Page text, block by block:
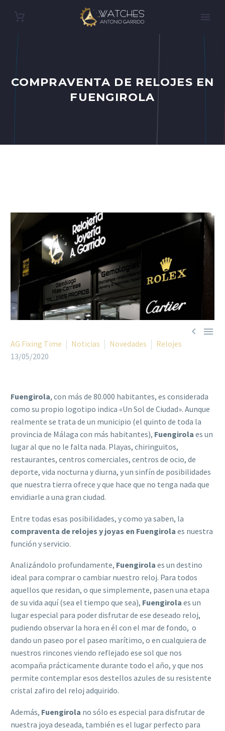
COMPRAVENTA DE RELOJES EN
FUENGIROLA
 
AG Fixing Time Noticias Novedades
Relojes
13/05/2020
Fuengirola, con más de 80.000 habitantes, es considerada
como su propio logotipo indica «Un Sol de Ciudad». Aunque
realmente se trata de un municipio (el quinto de toda la
provincia de Málaga con más habitantes), Fuengirola es un
lugar al que no le falta nada. Playas, chiringuitos,
restaurantes, centros comerciales, centros de ocio, de
deporte, vida nocturna y diurna, y un sinfín de posibilidades
que nuestra tierra ofrece y que hace que no tenga nada que
envidiarle a una gran ciudad.
Entre todas esas posibilidades, y como ya saben, la
compraventa de relojes y joyas en Fuengirola es nuestra
función y servicio.
Analizándolo profundamente, Fuengirola es un destino
ideal para comprar o cambiar nuestro reloj. Para todos
aquellos que residan, o que simplemente, pasen una etapa
de su vida aquí (sea el tiempo que sea), Fuengirola es un
lugar especial para poder disfrutar de ese deseado reloj,
pudiendo observar la hora en él con el mar de fondo, o
dando un paseo por el paseo marítimo, o en cualquiera de
nuestros rincones viendo reflejado ese sol que nos
acompaña prácticamente durante todo el año, y que nos
permite contemplar esos destellos azules de su resistente
cristal zafiro del reloj adquirido.
Además, Fuengirola no sólo es especial para disfrutar de
nuestra joya deseada, también es el lugar perfecto para